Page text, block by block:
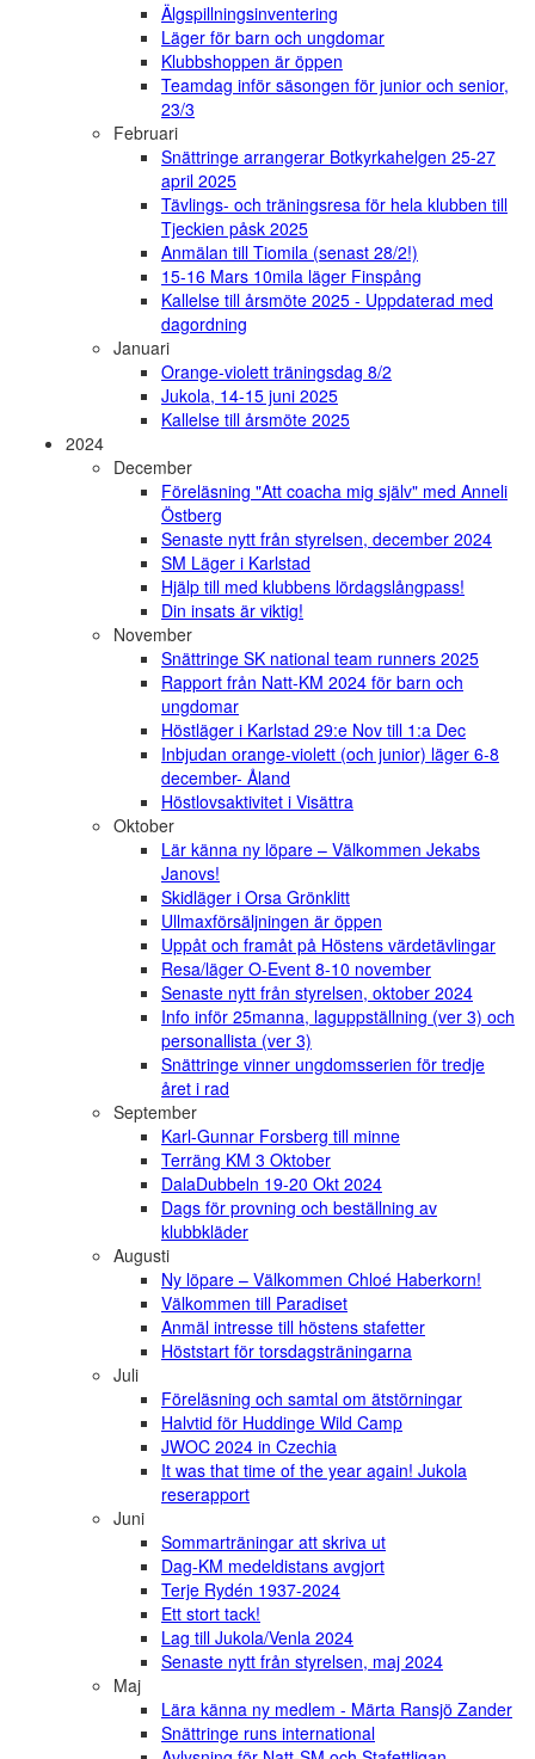
Älgspillningsinventering
Läger för barn och ungdomar
Klubbshoppen är öppen
Teamdag inför säsongen för junior och senior,
23/3
Februari
Snättringe arrangerar Botkyrkahelgen 25-27
april 2025
Tävlings- och träningsresa för hela klubben till
Tjeckien påsk 2025
Anmälan till Tiomila (senast 28/2!)
15-16 Mars 10mila läger Finspång
Kallelse till årsmöte 2025 - Uppdaterad med
dagordning
Januari
Orange-violett träningsdag 8/2
Jukola, 14-15 juni 2025
Kallelse till årsmöte 2025
2024
December
Föreläsning "Att coacha mig själv" med Anneli
Östberg
Senaste nytt från styrelsen, december 2024
SM Läger i Karlstad
Hjälp till med klubbens lördagslångpass!
Din insats är viktig!
November
Snättringe SK national team runners 2025
Rapport från Natt-KM 2024 för barn och
ungdomar
Höstläger i Karlstad 29:e Nov till 1:a Dec
Inbjudan orange-violett (och junior) läger 6-8
december- Åland
Höstlovsaktivitet i Visättra
Oktober
Lär känna ny löpare – Välkommen Jekabs
Janovs!
Skidläger i Orsa Grönklitt
Ullmaxförsäljningen är öppen
Uppåt och framåt på Höstens värdetävlingar
Resa/läger O-Event 8-10 november
Senaste nytt från styrelsen, oktober 2024
Info inför 25manna, laguppställning (ver 3) och
personallista (ver 3)
Snättringe vinner ungdomsserien för tredje
året i rad
September
Karl-Gunnar Forsberg till minne
Terräng KM 3 Oktober
DalaDubbeln 19-20 Okt 2024
Dags för provning och beställning av
klubbkläder
Augusti
Ny löpare – Välkommen Chloé Haberkorn!
Välkommen till Paradiset
Anmäl intresse till höstens stafetter
Höststart för torsdagsträningarna
Juli
Föreläsning och samtal om ätstörningar
Halvtid för Huddinge Wild Camp
JWOC 2024 in Czechia
It was that time of the year again! Jukola
reserapport
Juni
Sommarträningar att skriva ut
Dag-KM medeldistans avgjort
Terje Rydén 1937-2024
Ett stort tack!
Lag till Jukola/Venla 2024
Senaste nytt från styrelsen, maj 2024
Maj
Lära känna ny medlem - Märta Ransjö Zander
Snättringe runs international